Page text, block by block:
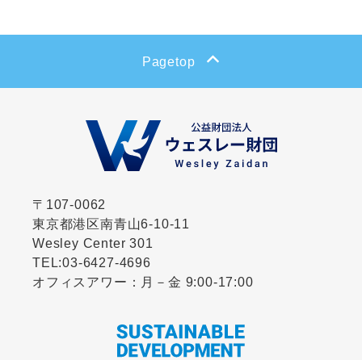
Pagetop
〒107-0062
東京都港区南青山6-10-11
Wesley Center 301
TEL:03-6427-4696
オフィスアワー：月－金 9:00-17:00